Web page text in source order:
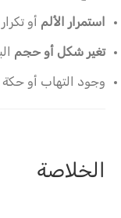
استمرار الألم أو
تغير شكل أو حجم
وجود التهاب أو
الخلاصة